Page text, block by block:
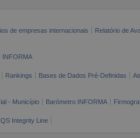
de empresas internacionais Relatório de
INFORMA
Rankings Bases de Dados Pré-Definidas
- Município Barómetro INFORMA
Integrity Line